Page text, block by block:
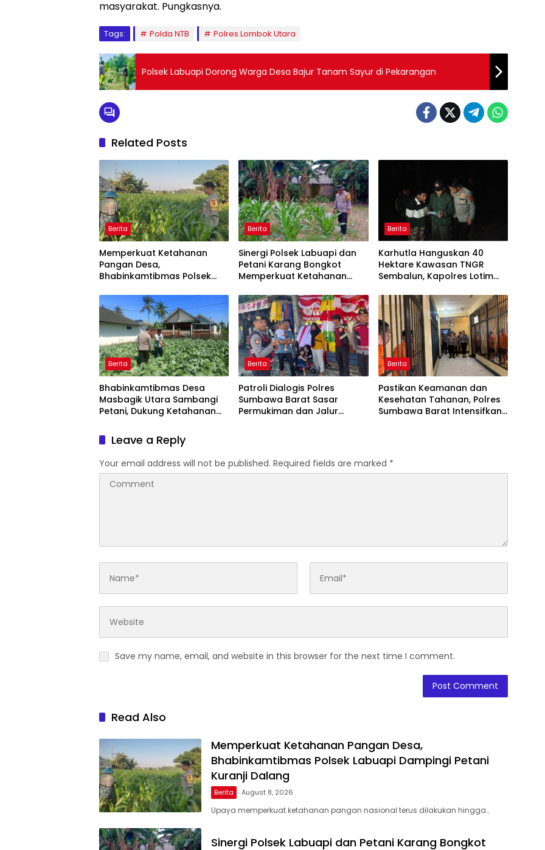
masyarakat. Pungkasnya.
Tags: Polda NTB Polres Lombok Utara
Polsek Labuapi Dorong Warga Desa Bajur Tanam Sayur di Pekarangan
Related Posts
Berita
Memperkuat Ketahanan
Pangan Desa,
Bhabinkamtibmas Polsek
Kuranji Dalang
Berita
Sinergi Polsek Labuapi dan
Petani Karang Bongkot
Memperkuat Ketahanan
Berita
Karhutla Hanguskan 40
Hektare Kawasan TNGR
Sembalun, Kapolres Lotim
Api
Berita
Bhabinkamtibmas Desa
Masbagik Utara Sambangi
Petani, Dukung Ketahanan
Pangan
Berita
Patroli Dialogis Polres
Sumbawa Barat Sasar
Permukiman dan Jalur
Berita
Pastikan Keamanan dan
Kesehatan Tahanan, Polres
Sumbawa Barat Intensifkan
Leave a Reply
Your email address will not be published. Required fields are marked *
Save my name, email, and website in this browser for the next time I comment.
Read Also
Memperkuat Ketahanan Pangan Desa,
Bhabinkamtibmas Polsek Labuapi Dampingi Petani
Kuranji Dalang
Berita August 8, 2026
Upaya memperkuat ketahanan pangan nasional terus dilakukan hingga…
Sinergi Polsek Labuapi dan Petani Karang Bongkot